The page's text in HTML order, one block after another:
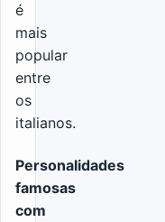
é
mais
popular
entre
os
italianos.
Personalidades
famosas
com